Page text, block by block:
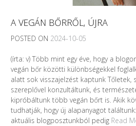
A VEGÁN BŐRRŐL, ÚJRA
POSTED ON 2024-10-05
(írta: v) Több mint egy éve, hogy a
vegán bőr közötti különbségekkel
alatt sok visszajelzést kaptunk Tőletek,
szereplővel konzultáltunk, és
kipróbáltunk több vegán bőrt is. Akik
tudhatják, hogy új alapanyagot
aktuális blogposztunkból pedig Read